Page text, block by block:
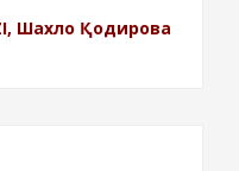
Шахло Қодирова